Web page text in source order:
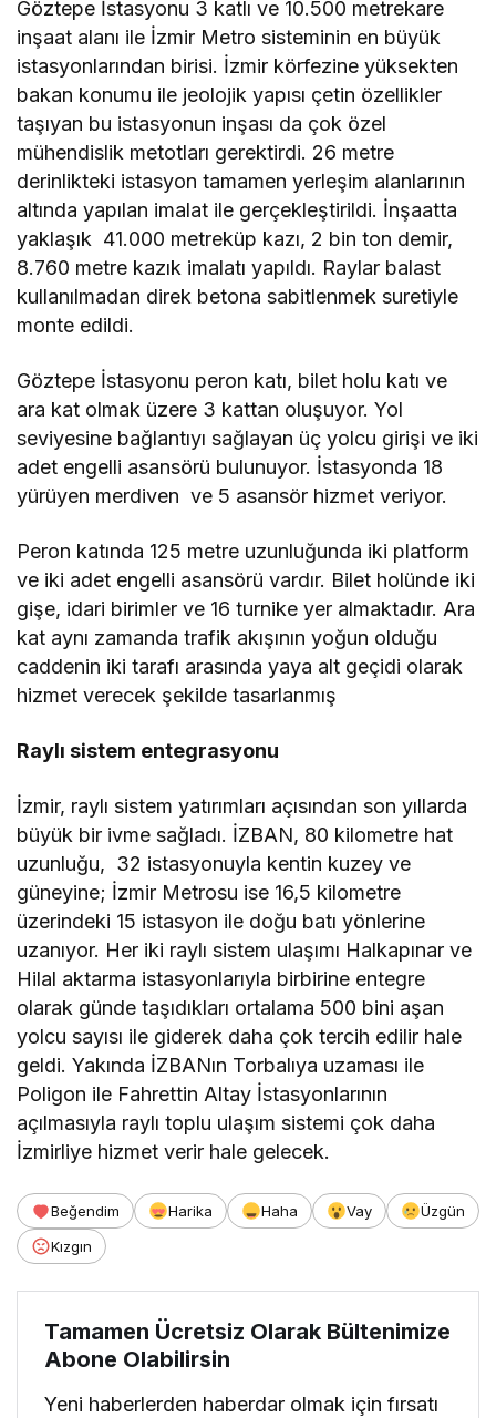
Göztepe İstasyonu 3 katlı ve 10.500 metrekare
inşaat alanı ile İzmir Metro sisteminin en büyük
istasyonlarından birisi. İzmir körfezine yüksekten
bakan konumu ile jeolojik yapısı çetin özellikler
taşıyan bu istasyonun inşası da çok özel
mühendislik metotları gerektirdi. 26 metre
derinlikteki istasyon tamamen yerleşim alanlarının
altında yapılan imalat ile gerçekleştirildi. İnşaatta
yaklaşık 41.000 metreküp kazı, 2 bin ton demir,
8.760 metre kazık imalatı yapıldı. Raylar balast
kullanılmadan direk betona sabitlenmek suretiyle
monte edildi.
Göztepe İstasyonu peron katı, bilet holu katı ve
ara kat olmak üzere 3 kattan oluşuyor. Yol
seviyesine bağlantıyı sağlayan üç yolcu girişi ve iki
adet engelli asansörü bulunuyor. İstasyonda 18
yürüyen merdiven ve 5 asansör hizmet veriyor.
Peron katında 125 metre uzunluğunda iki platform
ve iki adet engelli asansörü vardır. Bilet holünde iki
gişe, idari birimler ve 16 turnike yer almaktadır. Ara
kat aynı zamanda trafik akışının yoğun olduğu
caddenin iki tarafı arasında yaya alt geçidi olarak
hizmet verecek şekilde tasarlanmış
Raylı sistem entegrasyonu
İzmir, raylı sistem yatırımları açısından son yıllarda
büyük bir ivme sağladı. İZBAN, 80 kilometre hat
uzunluğu, 32 istasyonuyla kentin kuzey ve
güneyine; İzmir Metrosu ise 16,5 kilometre
üzerindeki 15 istasyon ile doğu batı yönlerine
uzanıyor. Her iki raylı sistem ulaşımı Halkapınar ve
Hilal aktarma istasyonlarıyla birbirine entegre
olarak günde taşıdıkları ortalama 500 bini aşan
yolcu sayısı ile giderek daha çok tercih edilir hale
geldi. Yakında İZBANın Torbalıya uzaması ile
Poligon ile Fahrettin Altay İstasyonlarının
açılmasıyla raylı toplu ulaşım sistemi çok daha
İzmirliye hizmet verir hale gelecek.
Beğendim Harika Haha Vay
Üzgün
Kızgın
Tamamen Ücretsiz Olarak Bültenimize
Abone Olabilirsin
Yeni haberlerden haberdar olmak için fırsatı